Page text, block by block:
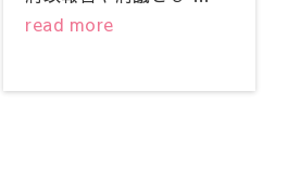
read more